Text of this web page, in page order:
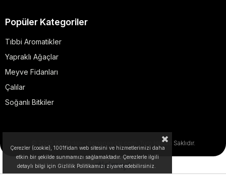
Popüler Kategoriler
Tıbbi Aromatikler
Yapraklı Ağaçlar
Meyve Fidanları
Çalılar
Soğanlı Bitkiler
© 2025 1001fidan - dogapeyzaj.com. Tüm Hakları Saklıdır.
Çerezler (cookie), 1001fidan web sitesini ve hizmetlerimizi daha
etkin bir şekilde sunmamızı sağlamaktadır. Çerezlerle ilgili
detaylı bilgi için Gizlilik Politikamızı ziyaret edebilirsiniz.